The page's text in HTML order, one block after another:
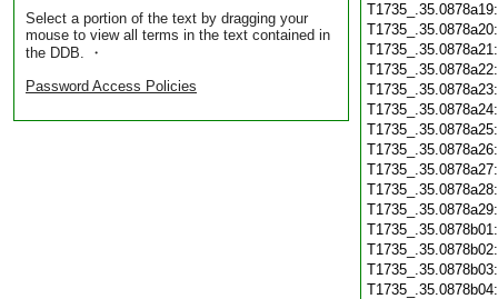
Select a portion of the text by dragging your
mouse to view all terms in the text contained in
the DDB. ・
Password Access Policies